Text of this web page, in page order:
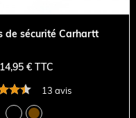
de sécurité Carhartt
€ TTC
13 avis